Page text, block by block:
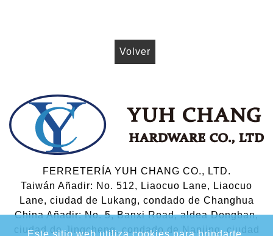
Volver
Este sitio web utiliza cookies para brindarte
FERRETERÍA YUH CHANG CO., LTD.
Taiwán Añadir: No. 512, Liaocuo Lane, Liaocuo
Lane, ciudad de Lukang, condado de Changhua
China Añadir: No. 5, Banxi Road, aldea Dongban,
ciudad de Jingcheng, condado de Nanjing, ciudad